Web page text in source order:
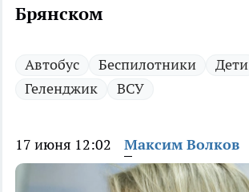
Брянском
Автобус Беспилотники
Дети
Геленджик
ВСУ
17 июня 12:02 Максим Волков